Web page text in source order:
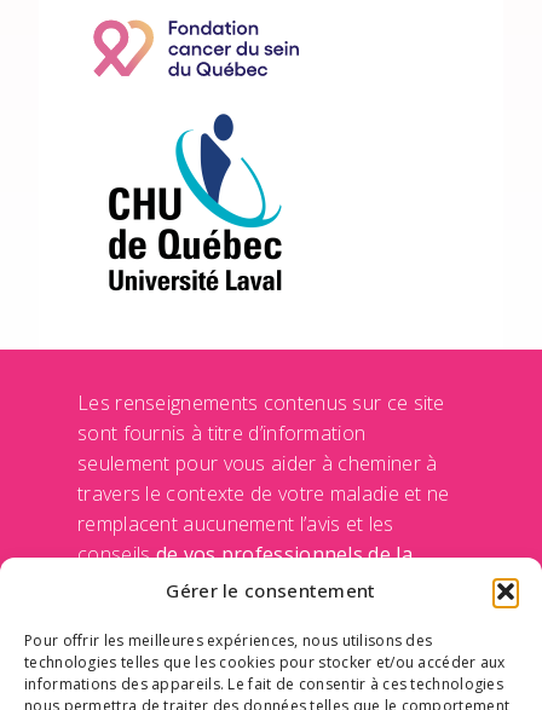
Gérer le consentement
Pour offrir les meilleures expériences, nous utilisons des
technologies telles que les cookies pour stocker et/ou accéder aux
informations des appareils. Le fait de consentir à ces technologies
nous permettra de traiter des données telles que le comportement
Les renseignements contenus sur ce site
sont fournis à titre d’information
seulement pour vous aider à cheminer à
travers le contexte de votre maladie et ne
remplacent aucunement l’avis et les
conseilsde vos professionnels de la
de votre médecin et de votre équipe
n’engage sa responsabilité d’aucune façon
en rendant disponible ces informations sur